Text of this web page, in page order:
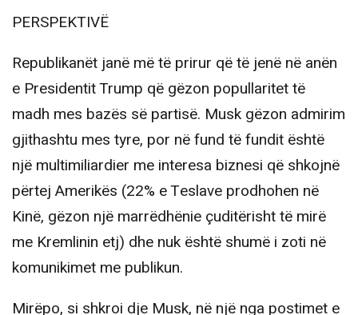
PERSPEKTIVË
Republikanët janë më të prirur që të jenë në anën
e Presidentit Trump që gëzon popullaritet të
madh mes bazës së partisë. Musk gëzon admirim
gjithashtu mes tyre, por në fund të fundit është
një multimiliardier me interesa biznesi që shkojnë
përtej Amerikës (22% e Teslave prodhohen në
Kinë, gëzon një marrëdhënie çuditërisht të mirë
me Kremlinin etj) dhe nuk është shumë i zoti në
komunikimet me publikun.
Mirëpo, si shkroi dje Musk, në një nga postimet e